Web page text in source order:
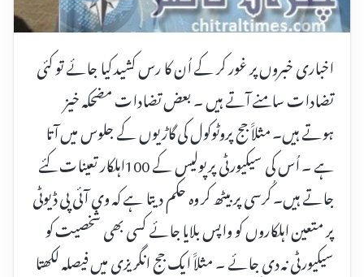
اخباری خبروں پر غور کر کے اُن کا رس کشید کیا جائے تو کئی
تضادات سامنے آتے ہیں ۔ بعض تضادات مضحکہ خیز
ہوتے ہیں۔ مثلاََ جج پروٹوکول کی گاڑیوں کے جلوس میں آتا
ہے ۔ اُس کی سیکیورٹی پر پولیس کے 100اہلکار تعینات کئے
جاتے ہیں۔ کُرسی پر بیٹھ کر وہ حکم دیتا ہے کہ وی آئی پی ڈیوٹی
پر متعین اہلکاروں کو واپس بلایا جائے کسی بھی شخصیت کو
سیکیورٹی نہ دی جائے ۔ مثلاََ ایک جج انگریزی میں فیصلہ لکھتا